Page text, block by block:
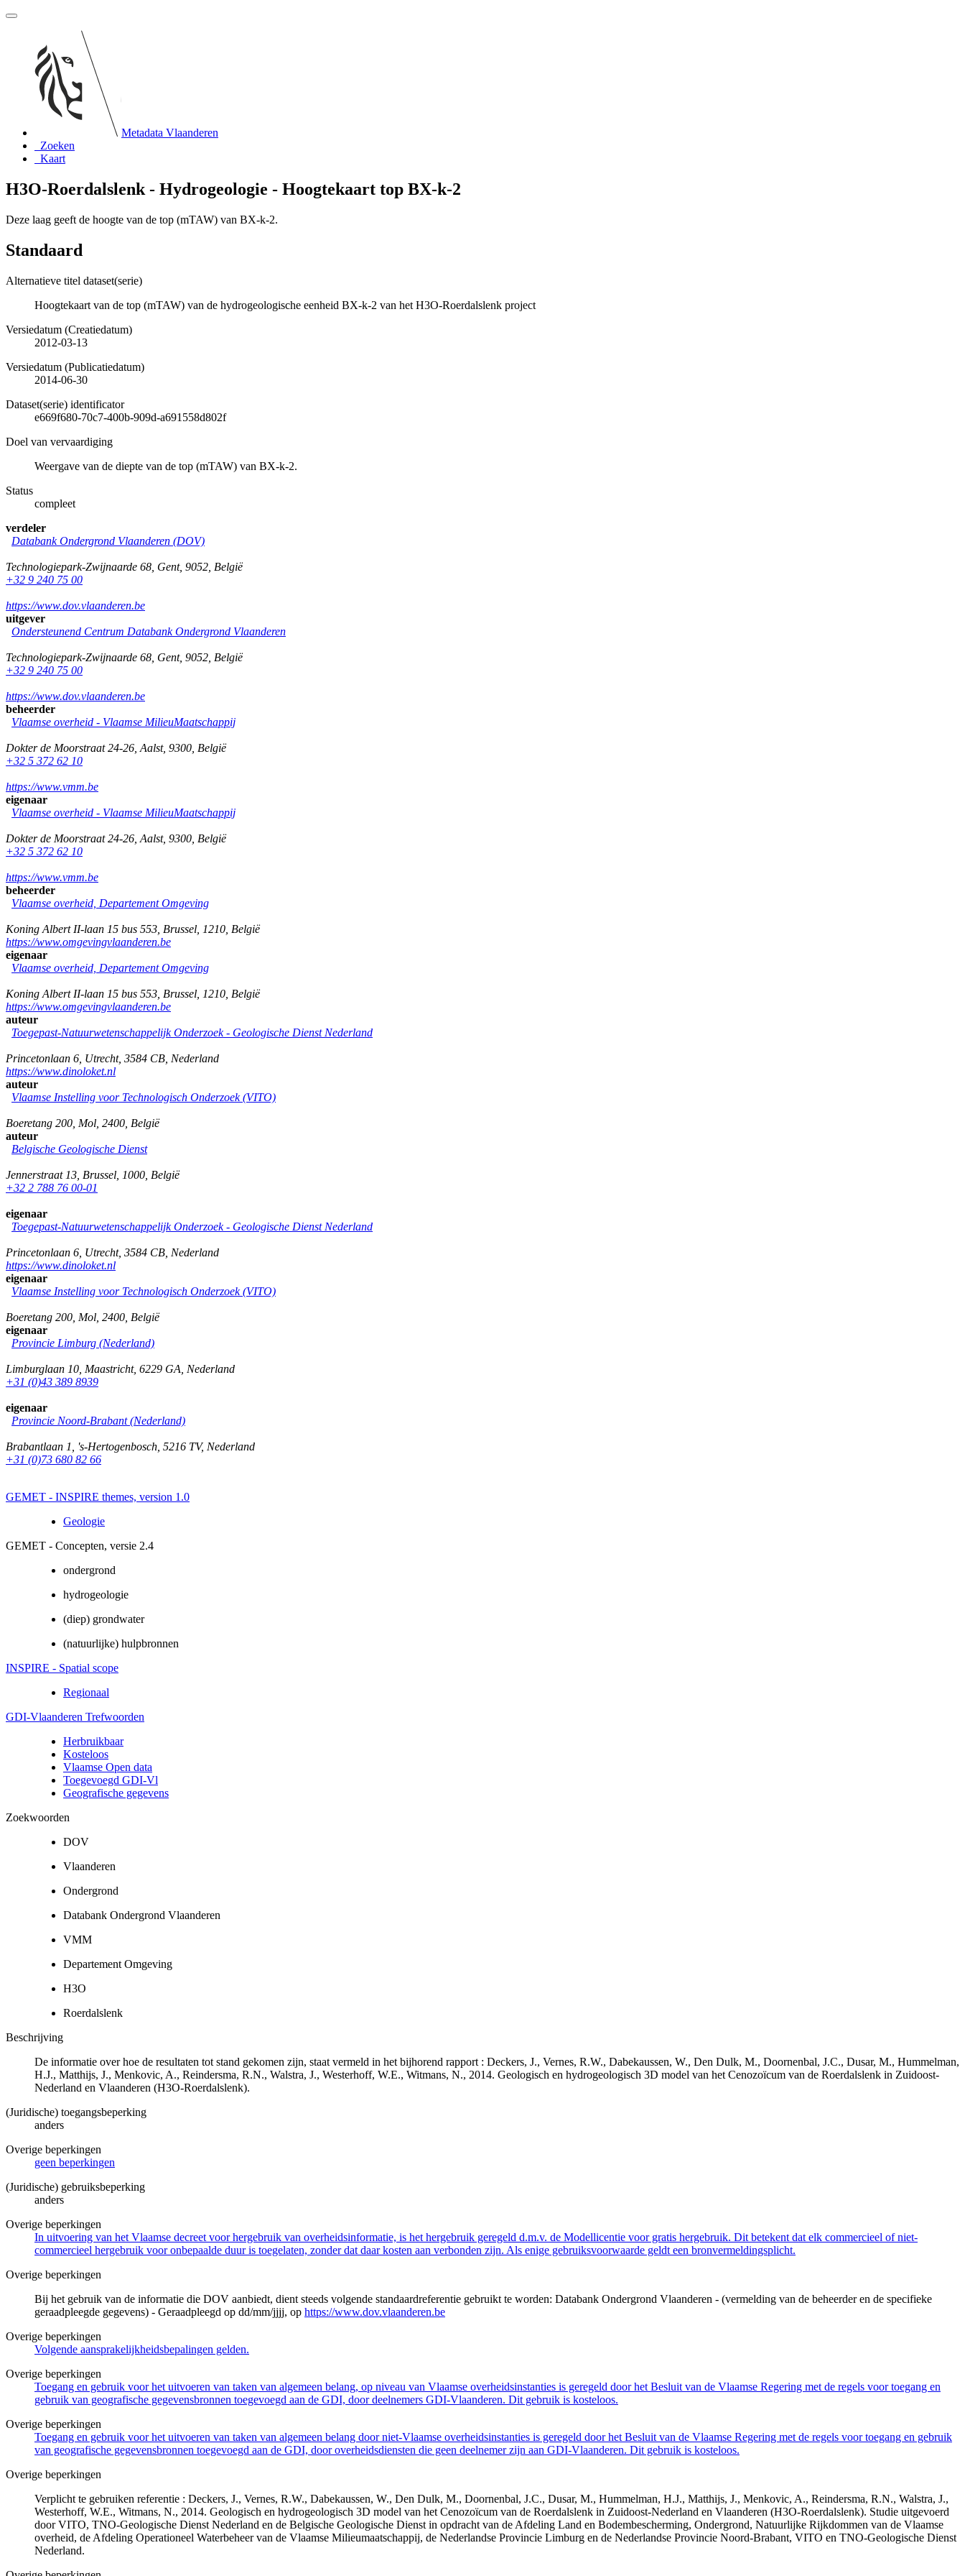
Metadata Vlaanderen
Zoeken
Kaart
H3O-Roerdalslenk - Hydrogeologie - Hoogtekaart top BX-k-2
Deze laag geeft de hoogte van de top (mTAW) van BX-k-2.
Standaard
Alternatieve titel dataset(serie)
Hoogtekaart van de top (mTAW) van de hydrogeologische eenheid BX-k-2 van het H3O-Roerdalslenk project
Versiedatum (Creatiedatum)
2012-03-13
Versiedatum (Publicatiedatum)
2014-06-30
Dataset(serie) identificator
e669f680-70c7-400b-909d-a691558d802f
Doel van vervaardiging
Weergave van de diepte van de top (mTAW) van BX-k-2.
Status
compleet
verdeler
Databank Ondergrond Vlaanderen (DOV)
Technologiepark-Zwijnaarde 68 Gent, 9052 België
+32 9 240 75 00
https://www.dov.vlaanderen.be
uitgever
Ondersteunend Centrum Databank Ondergrond Vlaanderen
Technologiepark-Zwijnaarde 68 Gent, 9052 België
+32 9 240 75 00
https://www.dov.vlaanderen.be
beheerder
Vlaamse overheid - Vlaamse MilieuMaatschappij
Dokter de Moorstraat 24-26 Aalst, 9300 België
+32 5 372 62 10
https://www.vmm.be
eigenaar
Vlaamse overheid - Vlaamse MilieuMaatschappij
Dokter de Moorstraat 24-26 Aalst, 9300 België
+32 5 372 62 10
https://www.vmm.be
beheerder
Vlaamse overheid, Departement Omgeving
Koning Albert II-laan 15 bus 553 Brussel 1210 België
https://www.omgevingvlaanderen.be
eigenaar
Vlaamse overheid, Departement Omgeving
Koning Albert II-laan 15 bus 553 Brussel 1210 België
https://www.omgevingvlaanderen.be
auteur
Toegepast-Natuurwetenschappelijk Onderzoek - Geologische Dienst Nederland
Princetonlaan 6 Utrecht, 3584 CB Nederland
https://www.dinoloket.nl
auteur
Vlaamse Instelling voor Technologisch Onderzoek (VITO)
Boeretang 200 Mol 2400 België
auteur
Belgische Geologische Dienst
Jennerstraat 13 Brussel 1000 België
+32 2 788 76 00-01
eigenaar
Toegepast-Natuurwetenschappelijk Onderzoek - Geologische Dienst Nederland
Princetonlaan 6 Utrecht, 3584 CB Nederland
https://www.dinoloket.nl
eigenaar
Vlaamse Instelling voor Technologisch Onderzoek (VITO)
Boeretang 200 Mol 2400 België
eigenaar
Provincie Limburg (Nederland)
Limburglaan 10 Maastricht, 6229 GA Nederland
+31 (0)43 389 8939
eigenaar
Provincie Noord-Brabant (Nederland)
Brabantlaan 1 's-Hertogenbosch 5216 TV, Nederland
+31 (0)73 680 82 66
GEMET - INSPIRE themes, version 1.0
Geologie
GEMET - Concepten, versie 2.4
ondergrond
hydrogeologie
(diep) grondwater
(natuurlijke) hulpbronnen
INSPIRE - Spatial scope
Regionaal
GDI-Vlaanderen Trefwoorden
Herbruikbaar
Kosteloos
Vlaamse Open data
Toegevoegd GDI-Vl
Geografische gegevens
Zoekwoorden
DOV
Vlaanderen
Ondergrond
Databank Ondergrond Vlaanderen
VMM
Departement Omgeving
H3O
Roerdalslenk
Beschrijving
De informatie over hoe de resultaten tot stand gekomen zijn, staat vermeld in het bijhorend rapport : Deckers, J., Vernes, R.W., Dabekaussen, W., Den Dulk, M., Doornenbal, J.C., Dusar, M., Hummelman,
H.J., Matthijs, J., Menkovic, A., Reindersma, R.N., Walstra, J., Westerhoff, W.E., Witmans, N., 2014. Geologisch en hydrogeologisch 3D model van het Cenozoïcum van de Roerdalslenk in Zuidoost-
Nederland en Vlaanderen (H3O-Roerdalslenk).
(Juridische) toegangsbeperking
anders
Overige beperkingen
geen beperkingen
(Juridische) gebruiksbeperking
anders
Overige beperkingen
In uitvoering van het Vlaamse decreet voor hergebruik van overheidsinformatie, is het hergebruik geregeld d.m.v. de Modellicentie voor gratis hergebruik. Dit betekent dat elk commercieel of niet-
commercieel hergebruik voor onbepaalde duur is toegelaten, zonder dat daar kosten aan verbonden zijn. Als enige gebruiksvoorwaarde geldt een bronvermeldingsplicht.
Overige beperkingen
Bij het gebruik van de informatie die DOV aanbiedt, dient steeds volgende standaardreferentie gebruikt te worden: Databank Ondergrond Vlaanderen - (vermelding van de beheerder en de specifieke
geraadpleegde gegevens) - Geraadpleegd op dd/mm/jjjj, op https://www.dov.vlaanderen.be
Overige beperkingen
Volgende aansprakelijkheidsbepalingen gelden.
Overige beperkingen
Toegang en gebruik voor het uitvoeren van taken van algemeen belang, op niveau van Vlaamse overheidsinstanties is geregeld door het Besluit van de Vlaamse Regering met de regels voor toegang en
gebruik van geografische gegevensbronnen toegevoegd aan de GDI, door deelnemers GDI-Vlaanderen. Dit gebruik is kosteloos.
Overige beperkingen
Toegang en gebruik voor het uitvoeren van taken van algemeen belang door niet-Vlaamse overheidsinstanties is geregeld door het Besluit van de Vlaamse Regering met de regels voor toegang en gebruik
van geografische gegevensbronnen toegevoegd aan de GDI, door overheidsdiensten die geen deelnemer zijn aan GDI-Vlaanderen. Dit gebruik is kosteloos.
Overige beperkingen
Verplicht te gebruiken referentie : Deckers, J., Vernes, R.W., Dabekaussen, W., Den Dulk, M., Doornenbal, J.C., Dusar, M., Hummelman, H.J., Matthijs, J., Menkovic, A., Reindersma, R.N., Walstra, J.,
Westerhoff, W.E., Witmans, N., 2014. Geologisch en hydrogeologisch 3D model van het Cenozoïcum van de Roerdalslenk in Zuidoost-Nederland en Vlaanderen (H3O-Roerdalslenk). Studie uitgevoerd
door VITO, TNO-Geologische Dienst Nederland en de Belgische Geologische Dienst in opdracht van de Afdeling Land en Bodembescherming, Ondergrond, Natuurlijke Rijkdommen van de Vlaamse
overheid, de Afdeling Operationeel Waterbeheer van de Vlaamse Milieumaatschappij, de Nederlandse Provincie Limburg en de Nederlandse Provincie Noord-Brabant, VITO en TNO-Geologische Dienst
Nederland.